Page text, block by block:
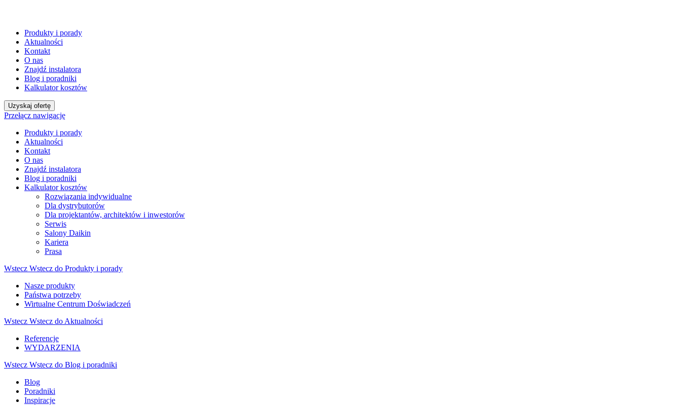
Produkty i porady
Aktualności
Kontakt
O nas
Znajdź instalatora
Blog i poradniki
Kalkulator kosztów
Uzyskaj ofertę
Przełącz nawigację
Produkty i porady
Aktualności
Kontakt
O nas
Znajdź instalatora
Blog i poradniki
Kalkulator kosztów
Rozwiązania indywidualne
Dla dystrybutorów
Dla projektantów, architektów i inwestorów
Serwis
Salony Daikin
Kariera
Prasa
Wstecz Wstecz do Produkty i porady
Nasze produkty
Państwa potrzeby
Wirtualne Centrum Doświadczeń
Wstecz Wstecz do Aktualności
Referencje
WYDARZENIA
Wstecz Wstecz do Blog i poradniki
Blog
Poradniki
Inspiracje